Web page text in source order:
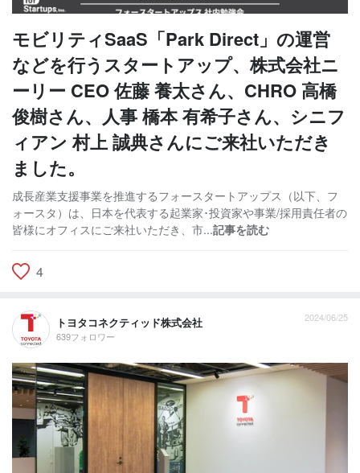
モビリティSaaS「Park Direct」の運営
などを行うスタートアップ、株式会社ニ
ーリー CEO 佐藤 養太さん、CHRO 高橋
俊樹さん、人事 橋本 有希子さん、シニフ
ィアン 村上 誠典さんにご来社いただき
ました。
成長産業支援事業を推進するフォースタートアップス（以下、フ
ォースタ）は、日本を代表する起業家･投資家や事業/採用責任者の
皆様にオフィスにご来社いただき、市...記事を読む
4
トヨタコネクティッド株式会社
639フォロワー
2024/06/25